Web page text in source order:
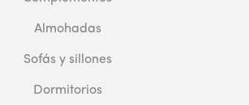
Almohadas
Sofás y sillones
Dormitorios